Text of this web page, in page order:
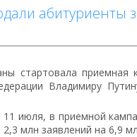
абитуриенты
стартовала
Владимиру
июля, в приемной
млн заявлений на 6,9